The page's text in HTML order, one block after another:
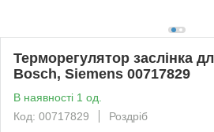
Терморегулятор заслінка
Bosch, Siemens 00717829
В наявності 1 од.
Код: 00717829
Роздріб